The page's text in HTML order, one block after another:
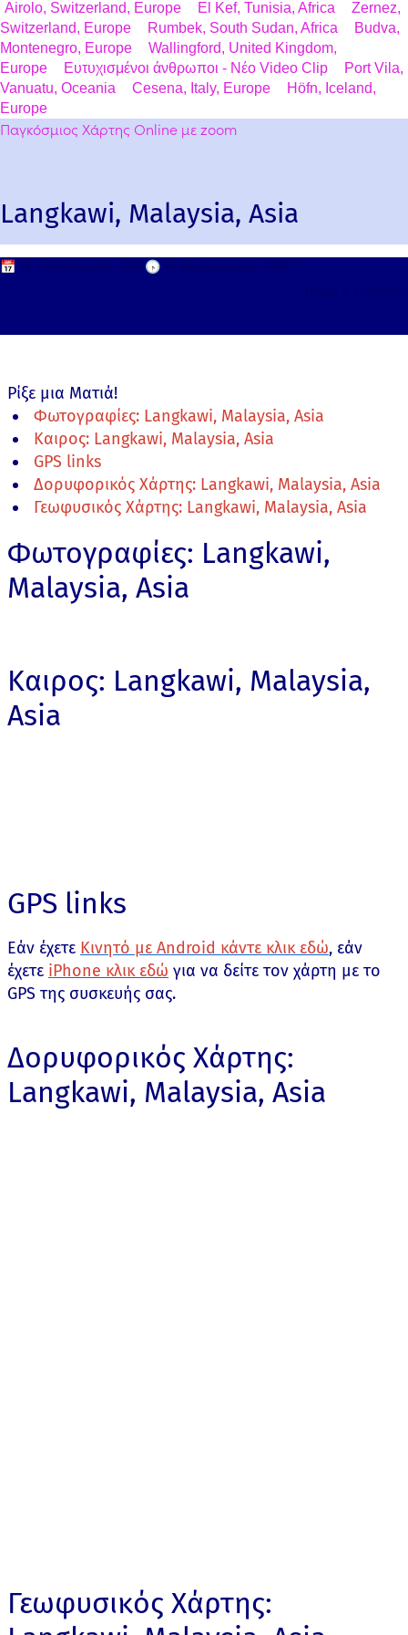
Airolo, Switzerland, Europe El Kef, Tunisia, Africa
Zernez,
Switzerland, Europe
Rumbek, South Sudan, Africa
Budva,
Montenegro, Europe
Wallingford, United Kingdom,
Europe
Ευτυχισμένοι άνθρωποι - Νέο Video Clip
Port Vila,
Vanuatu, Oceania
Cesena, Italy, Europe
Höfn, Iceland,
Europe
Παγκόσμιος Χάρτης Online με zoom
Langkawi, Malaysia, Asia
📅 🕟
Ρίξε μια Ματιά!
Φωτογραφίες: Langkawi, Malaysia, Asia
Καιρος: Langkawi, Malaysia, Asia
GPS links
Δορυφορικός Χάρτης: Langkawi, Malaysia, Asia
Γεωφυσικός Χάρτης: Langkawi, Malaysia, Asia
Φωτογραφίες: Langkawi,
Malaysia, Asia
Καιρος: Langkawi, Malaysia,
Asia
GPS links
Εάν έχετε Κινητό με Android κάντε κλικ εδώ, εάν
έχετε iPhone κλικ εδώ για να δείτε τον χάρτη με το
GPS της συσκευής σας.
Δορυφορικός Χάρτης:
Langkawi, Malaysia, Asia
Γεωφυσικός Χάρτης: